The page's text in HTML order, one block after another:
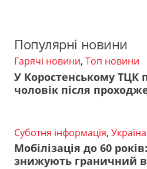
Популярні новини
Гарячі новини, Топ новини
У Коростенському ТЦК
чоловік після
Суботня інформація, Україна
Мобілізація до 60
знижують граничний